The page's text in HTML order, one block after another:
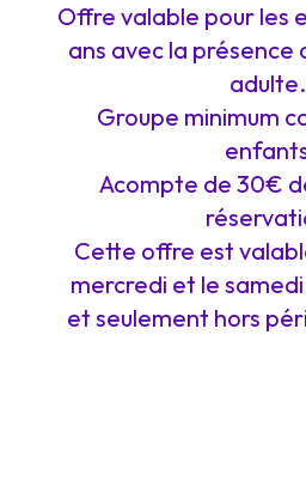
Offre valable pour les
ans avec la présence
adulte.
Groupe minimum
Acompte de 30€
Cette offre est
mercredi et le samedi
et seulement hors